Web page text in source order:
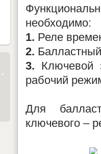
необходимо:
1. Реле
2.
3. Ключевой
рабочий
Для
ключевого –